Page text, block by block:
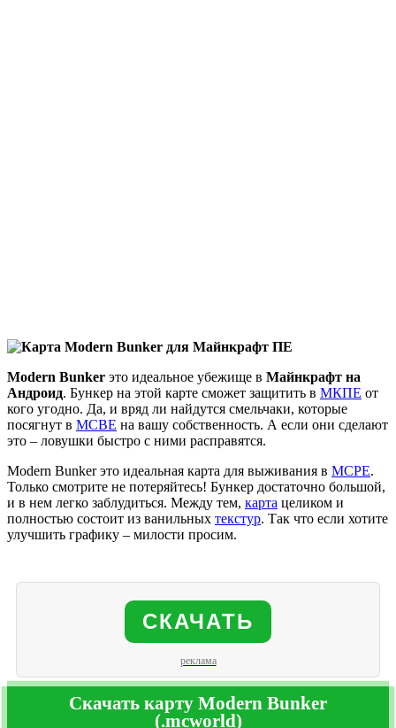
Modern Bunker это идеальное убежище в Майнкрафт на
Андроид. Бункер на этой карте сможет защитить в МКПЕ от
кого угодно. Да, и вряд ли найдутся смельчаки, которые
посягнут в MCBE на вашу собственность. А если они сделают
это – ловушки быстро с ними расправятся.
Modern Bunker это идеальная карта для выживания в MCPE.
Только смотрите не потеряйтесь! Бункер достаточно большой,
и в нем легко заблудиться. Между тем, карта целиком и
полностью состоит из ванильных текстур. Так что если хотите
улучшить графику – милости просим.
СКАЧАТЬ
реклама
Скачать карту Modern Bunker
(.mcworld)